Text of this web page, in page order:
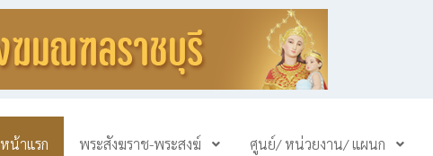
หน้าแรก พระสังฆราช-พระสงฆ์ ศูนย์/ หน่วยงาน/ แผนก